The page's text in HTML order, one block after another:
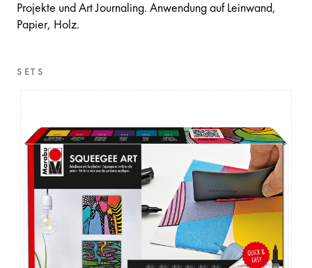
Projekte und Art Journaling. Anwendung auf Leinwand,
Papier, Holz.
SETS